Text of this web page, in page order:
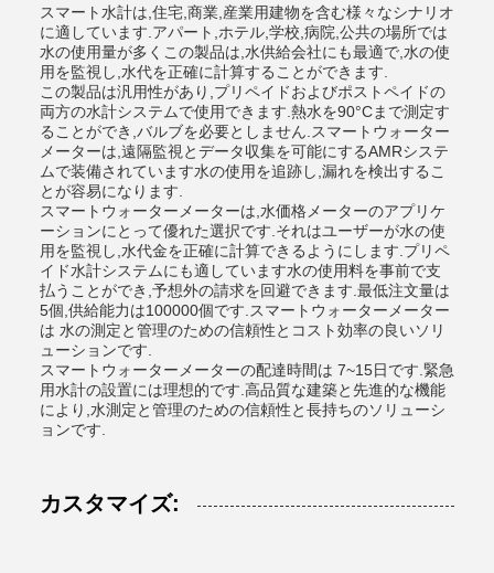
スマート水計は,住宅,商業,産業用建物を含む様々なシナリオ
に適しています.アパート,ホテル,学校,病院,公共の場所では
水の使用量が多くこの製品は,水供給会社にも最適で,水の使
用を監視し,水代を正確に計算することができます.
この製品は汎用性があり,プリペイドおよびポストペイドの
両方の水計システムで使用できます.熱水を90°Cまで測定す
ることができ,バルブを必要としません.スマートウォーター
メーターは,遠隔監視とデータ収集を可能にするAMRシステ
ムで装備されています水の使用を追跡し,漏れを検出するこ
とが容易になります.
スマートウォーターメーターは,水価格メーターのアプリケ
ーションにとって優れた選択です.それはユーザーが水の使
用を監視し,水代金を正確に計算できるようにします.プリペ
イド水計システムにも適しています水の使用料を事前で支
払うことができ,予想外の請求を回避できます.最低注文量は
5個,供給能力は100000個です.スマートウォーターメーター
は 水の測定と管理のための信頼性とコスト効率の良いソリ
ューションです.
スマートウォーターメーターの配達時間は 7~15日です.緊急
用水計の設置には理想的です.高品質な建築と先進的な機能
により,水測定と管理のための信頼性と長持ちのソリューシ
ョンです.
カスタマイズ: